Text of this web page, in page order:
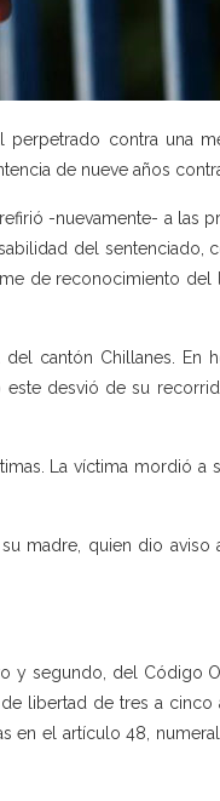
perpetrado contra una
de nueve años
-nuevamente- a las
del sentenciado,
de reconocimiento
cantón Chillanes. En
desvió de su
La víctima mordió a
madre, quien dio aviso
y segundo, del Código
libertad de tres a
en el artículo 48,